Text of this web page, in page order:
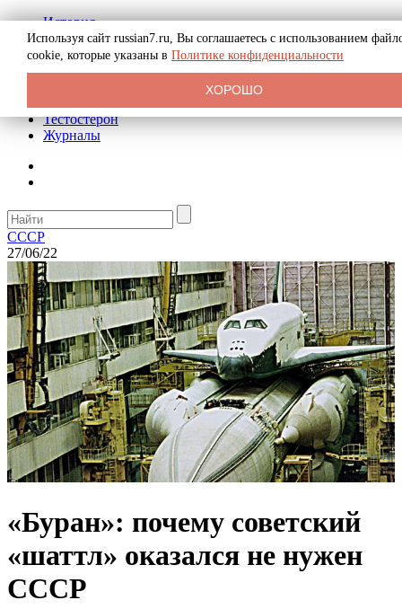
История
Биография
Криминал
Реклама на сайте
Тестостерон
Журналы
СССР
27/06/22
«Буран»: почему советский
«шаттл» оказался не нужен
СССР
Используя сайт russian7.ru, Вы соглашаетесь с использованием
cookie, которые указаны в Политике конфиденциальности
ХОРОШО